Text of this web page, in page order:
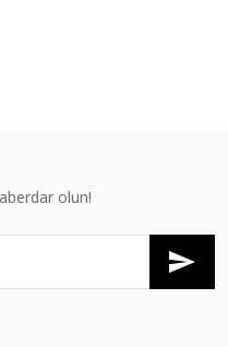
olun!